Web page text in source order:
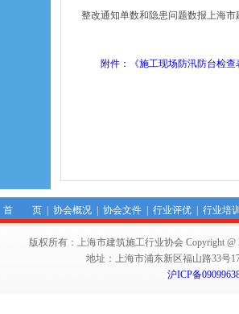
整改通知单数和隐患问题数报上海
附件：《施工现场防汛防台检查
首 页| 协会概况| 协会文件| 行业评优| 行业培
版权所有：上海市建筑施工行业协会 Copyright @
地址：上海市浦东新区福山路33号
沪ICP备